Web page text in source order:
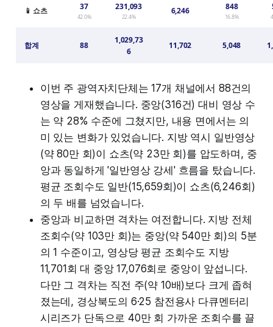
📱 쇼츠 37
42.0%
231,093
22.4%
6,246 848
16.8%
합계 88
1,029,73
6
11,702 5,048
이번 주 광역자치단체는 17개 채널에서 88건의
영상을 게재했습니다. 중앙(316건) 대비 영상 수
는 약 28% 수준에 그쳤지만, 내용 면에서는 의
미 있는 변화가 있었습니다. 지방 역시 일반영상
(약 80만 회)이 쇼츠(약 23만 회)를 압도하며, 중
앙과 동일하게 '일반영상 강세' 흐름을 탔습니다.
평균 조회수도 일반(15,659회)이 쇼츠(6,246회)
의 두 배를 넘었습니다.
중앙과 비교하면 격차는 여전합니다. 지방 전체
조회수(약 103만 회)는 중앙(약 540만 회)의 5분
의 1 수준이고, 영상당 평균 조회수도 지방
11,701회 대 중앙 17,076회로 중앙이 앞섭니다.
다만 그 격차는 직전 주(약 10배)보다 크게 좁혀
졌는데, 경상북도의 6·25 참전용사 다큐멘터리
시리즈가 단독으로 40만 회 가까운 조회수를 끌